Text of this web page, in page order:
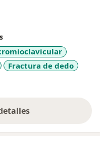
Fractura de dedo
la experiencia